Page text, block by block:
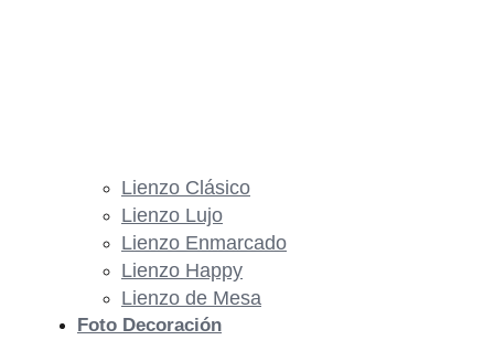
Lienzo Clásico
Lienzo Lujo
Lienzo Enmarcado
Lienzo Happy
Lienzo de Mesa
Foto Decoración